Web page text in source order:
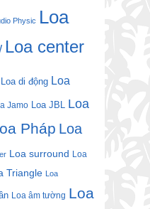
Physic Loa
Loa center
Loa di động Loa
Jamo Loa JBL
Loa
Pháp Loa
Loa surround Loa
Triangle Loa
Loa âm tường Loa